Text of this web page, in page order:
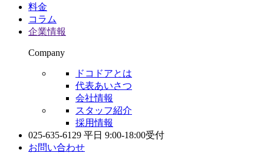
料金
コラム
企業情報
Company
ドコドアとは
代表あいさつ
会社情報
スタッフ紹介
採用情報
025-635-6129 平日 9:00-18:00受付
お問い合わせ